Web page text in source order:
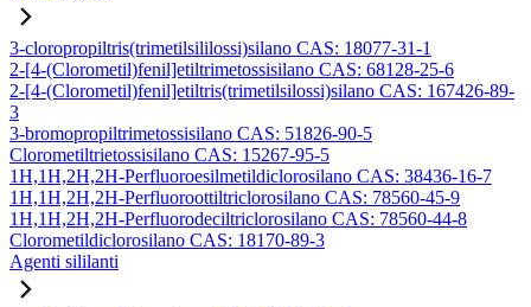
3-cloropropiltris(trimetilsililossi)silano CAS: 18077-31-1
2-[4-(Clorometil)fenil]etiltrimetossisilano CAS: 68128-25-6
2-[4-(Clorometil)fenil]etiltris(trimetilsilossi)silano CAS: 167426-89-
3
3-bromopropiltrimetossisilano CAS: 51826-90-5
Clorometiltrietossisilano CAS: 15267-95-5
1H,1H,2H,2H-Perfluoroesilmetildiclorosilano CAS: 38436-16-7
1H,1H,2H,2H-Perfluoroottiltriclorosilano CAS: 78560-45-9
1H,1H,2H,2H-Perfluorodeciltriclorosilano CAS: 78560-44-8
Clorometildiclorosilano CAS: 18170-89-3
Agenti sililanti